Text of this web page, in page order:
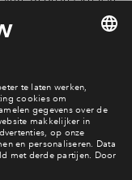
precies
is, lees je op deze
en wat dat